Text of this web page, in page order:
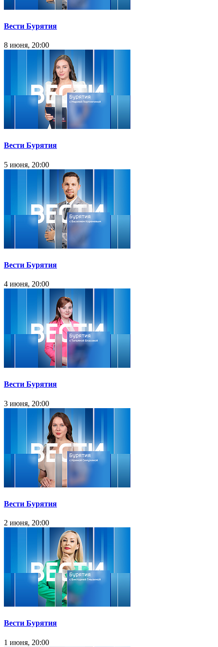
Вести Бурятия
8 июня, 20:00
Вести Бурятия
5 июня, 20:00
Вести Бурятия
4 июня, 20:00
Вести Бурятия
3 июня, 20:00
Вести Бурятия
2 июня, 20:00
Вести Бурятия
1 июня, 20:00